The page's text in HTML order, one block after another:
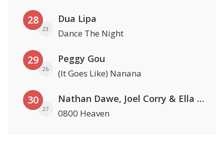
28
23
Dua Lipa
Dance The Night
29
26
Peggy Gou
(It Goes Like) Nanana
30
27
Nathan Dawe, Joel Corry & Ella Henderson
0800 Heaven